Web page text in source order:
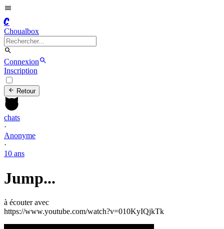
C
Choualbox
Connexion
Inscription
Retour
chats
·
Anonyme
·
10 ans
Jump...
à écouter avec
https://www.youtube.com/watch?v=010KyIQjkTk